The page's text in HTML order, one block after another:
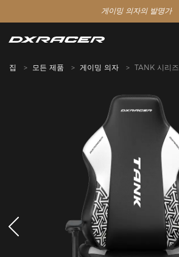
게이밍 의자의 발명가
집 모든 제품 게이밍 의자 TANK 시리즈